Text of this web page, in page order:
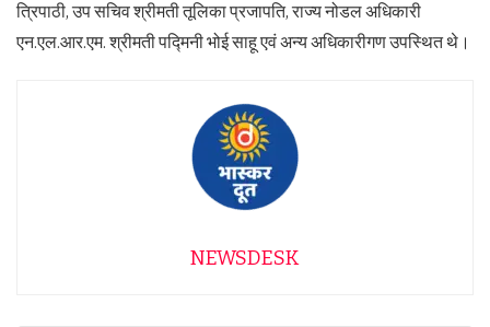
त्रिपाठी, उप सचिव श्रीमती तूलिका प्रजापति, राज्य नोडल अधिकारी
एन.एल.आर.एम. श्रीमती पद्मिनी भोई साहू एवं अन्य अधिकारीगण उपस्थित थे।
NEWSDESK